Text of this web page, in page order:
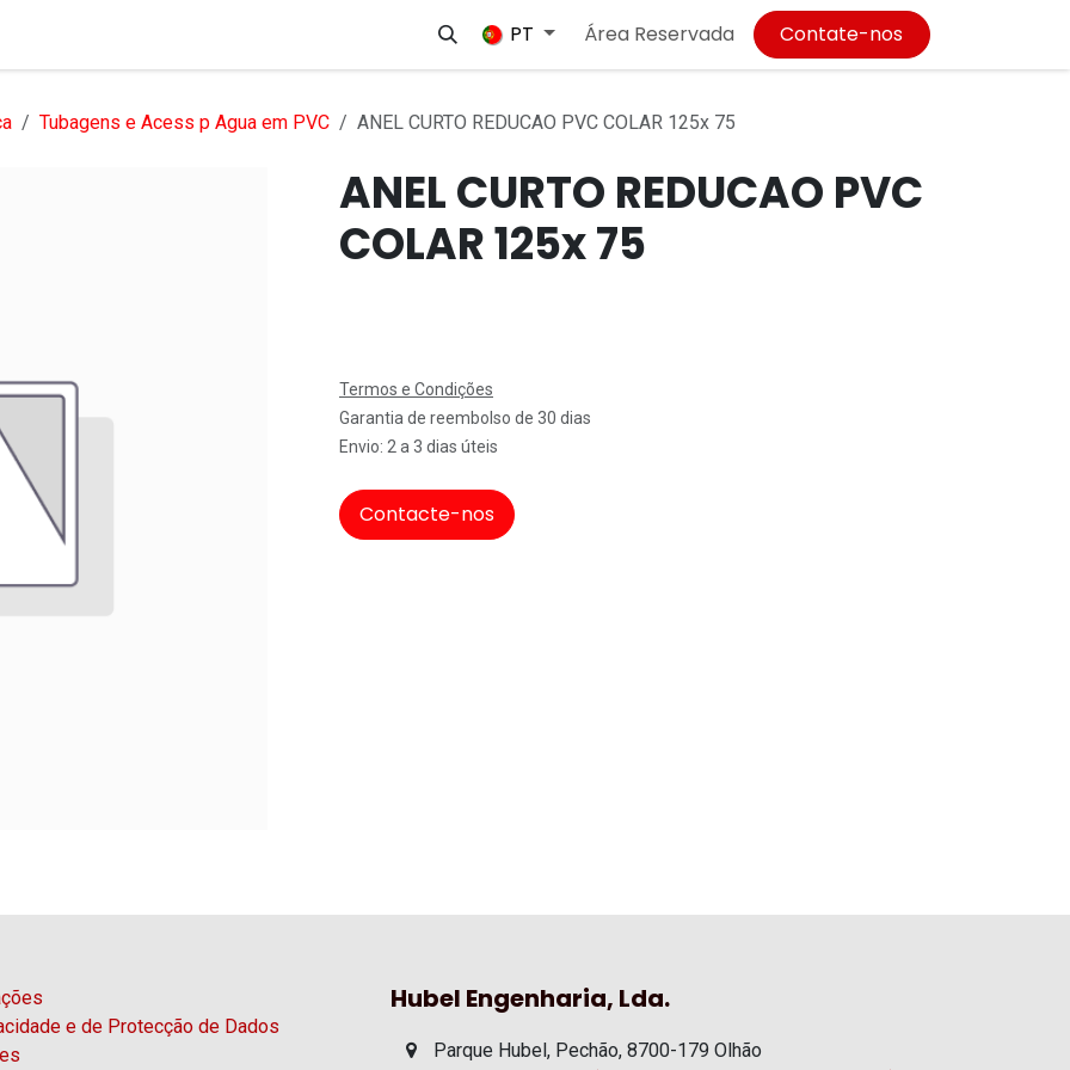
Empregos
PT Área Reservada Contate-nos
Tubagens e Acess p Agua em PVC ANEL CURTO REDUCAO PVC COLAR 125x 75
ANEL CURTO REDUCAO PVC
COLAR 125x 75
Termos e Condições
Garantia de reembolso de 30 dias
Envio: 2 a 3 dias úteis
Contacte-nos
Hubel Engenharia, Lda.
Parque Hubel, Pechão, 8700-179 Olhão
e de Protecção de Dados